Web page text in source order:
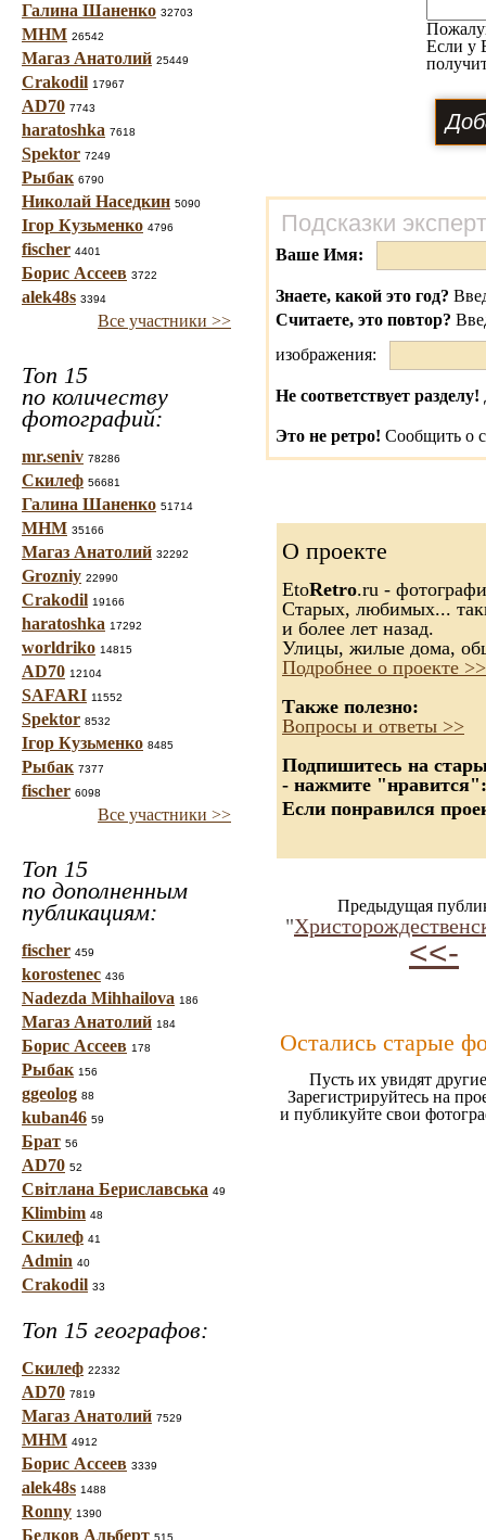
Галина Шаненко 32703
МНМ 26542
Магаз Анатолий 25449
Crakodil 17967
AD70 7743
haratoshka 7618
Spektor 7249
Рыбак 6790
Николай Наседкин 5090
Ігор Кузьменко 4796
fischer 4401
Борис Ассеев 3722
alek48s 3394
Все участники >>
Топ 15
по количеству
фотографий:
mr.seniv 78286
Скилеф 56681
Галина Шаненко 51714
МНМ 35166
Магаз Анатолий 32292
Grozniy 22990
Crakodil 19166
haratoshka 17292
worldriko 14815
AD70 12104
SAFARI 11552
Spektor 8532
Ігор Кузьменко 8485
Рыбак 7377
fischer 6098
Все участники >>
Топ 15
по дополненным
публикациям:
fischer 459
korostenec 436
Nadezda Mihhailova 186
Магаз Анатолий 184
Борис Ассеев 178
Рыбак 156
ggeolog 88
kuban46 59
Брат 56
AD70 52
Світлана Бериславська 49
Klimbim 48
Скилеф 41
Admin 40
Crakodil 33
Топ 15 географов:
Скилеф 22332
AD70 7819
Магаз Анатолий 7529
МНМ 4912
Борис Ассеев 3339
alek48s 1488
Ronny 1390
Белков Альберт 515
Если у
Подсказки
Ваше Имя:
Знаете, какой это год?
Считаете, это повтор?
изображения:
Не соответствует разделу!
Это не ретро! Сообщить о
О проекте
EtoRetro.ru -
Старых, любимых...
и более лет назад.
Улицы, жилые дома,
Подробнее о проекте >>
Также полезно:
Вопросы и ответы >>
Подпишитесь на
- нажмите "нравится":
Если понравился
Предыдущая
"
<<-
Остались старые
Пусть их увидят
Зарегистрируйтесь на
и публикуйте свои